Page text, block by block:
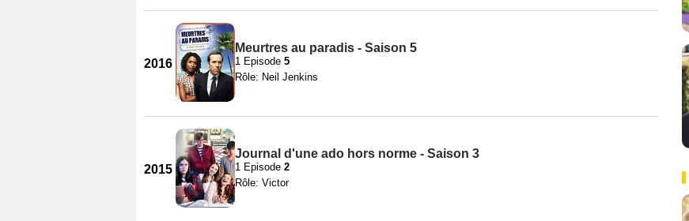
2016
Meurtres au paradis - Saison 5
1 Episode 5
Rôle: Neil Jenkins
2015
Journal d'une ado hors norme - Saison 3
1 Episode 2
Rôle: Victor